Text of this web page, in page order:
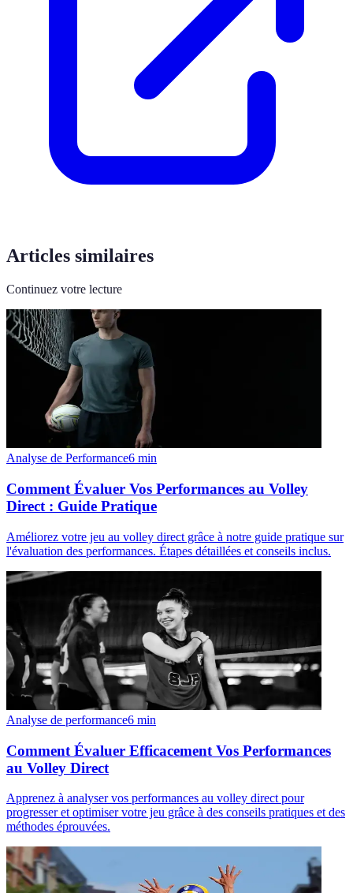
Articles similaires
Continuez votre lecture
Analyse de Performance6 min
Comment Évaluer Vos Performances au Volley
Direct : Guide Pratique
Améliorez votre jeu au volley direct grâce à notre guide pratique sur
l'évaluation des performances. Étapes détaillées et conseils inclus.
Analyse de performance6 min
Comment Évaluer Efficacement Vos Performances
au Volley Direct
Apprenez à analyser vos performances au volley direct pour
progresser et optimiser votre jeu grâce à des conseils pratiques et des
méthodes éprouvées.